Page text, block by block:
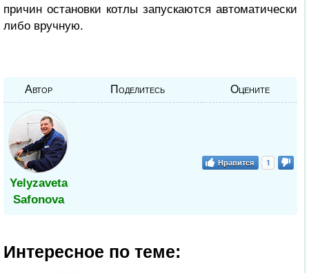
причин остановки котлы запускаются автоматически
либо вручную.
Автор Поделитесь Оцените
Yelyzaveta
Safonova
Нравится 1
Интересное по теме: